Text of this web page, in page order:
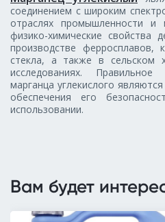
соединением с широким
отраслях промышленности и
физико-химические свойства
производстве ферросплавов,
стекла, а также в сельском
исследованиях.
марганца углекислого
обеспечения его
использовании.
Вам будет